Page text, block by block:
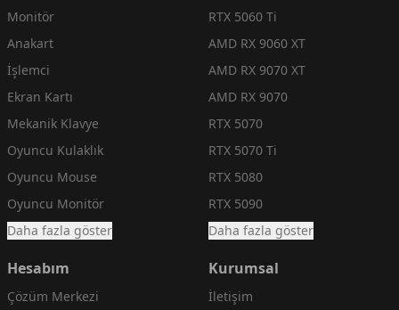
Monitör
Anakart
İşlemci
Ekran Kartı
Mekanik Klavye
Oyuncu Kulaklık
Oyuncu Mouse
Oyuncu Monitör
Daha fazla göster
RTX 5060 Ti
AMD RX 9060 XT
AMD RX 9070 XT
AMD RX 9070
RTX 5070
RTX 5070 Ti
RTX 5080
RTX 5090
Daha fazla göster
Hesabım
Çözüm Merkezi
Kurumsal
İletişim